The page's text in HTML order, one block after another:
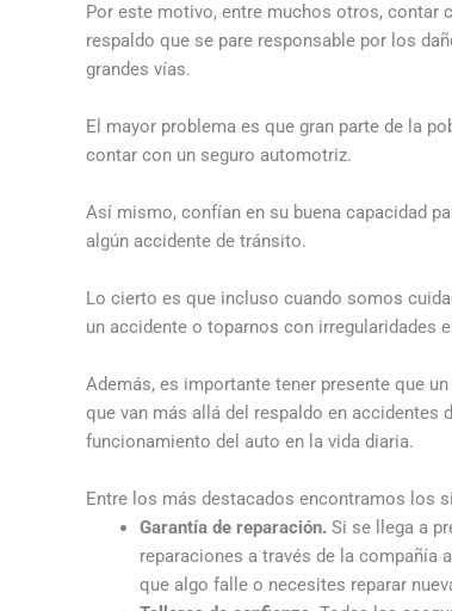
Por este motivo, entre muchos otros, contar
respaldo que se pare responsable por los
grandes vías.
El mayor problema es que gran parte de la
contar con un seguro automotriz.
Así mismo, confían en su buena capacidad
algún accidente de tránsito.
Lo cierto es que incluso cuando somos
un accidente o toparnos con irregularidades
Además, es importante tener presente que
que van más allá del respaldo en
funcionamiento del auto en la vida diaria.
Entre los más destacados encontramos los
Garantía de reparación. Si se llega a
reparaciones a través de la compañía
que algo falle o necesites reparar